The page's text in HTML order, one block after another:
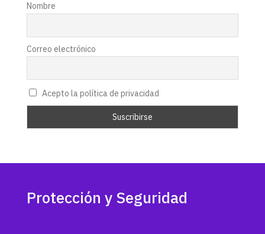
Nombre
Correo electrónico
Acepto la política de privacidad
Protección y Seguridad